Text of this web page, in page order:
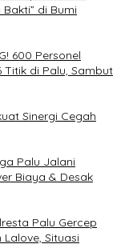
di Bumi
600 Personel
Titik di Palu, Sambut
Sinergi Cegah
Palu Jalani
Biaya & Desak
Palu Gercep
Situasi